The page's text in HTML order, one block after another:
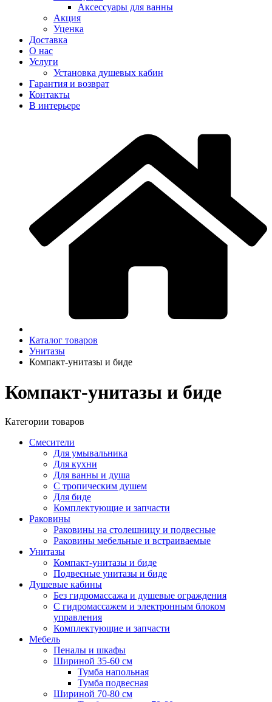
Аксеcсуары для ванны
Акция
Уценка
Доставка
О нас
Услуги
Установка душевых кабин
Гарантия и возврат
Контакты
В интерьере
Каталог товаров
Унитазы
Компакт-унитазы и биде
Компакт-унитазы и биде
Категории товаров
Смесители
Для умывальника
Для кухни
Для ванны и душа
С тропическим душем
Для биде
Комплектующие и запчасти
Раковины
Раковины на столешницу и подвесные
Раковины мебельные и встраиваемые
Унитазы
Компакт-унитазы и биде
Подвесные унитазы и биде
Душевые кабины
Без гидромассажа и душевые ограждения
С гидромассажем и электронным блоком
управления
Комплектующие и запчасти
Мебель
Пеналы и шкафы
Шириной 35-60 см
Тумба напольная
Тумба подвесная
Шириной 70-80 см